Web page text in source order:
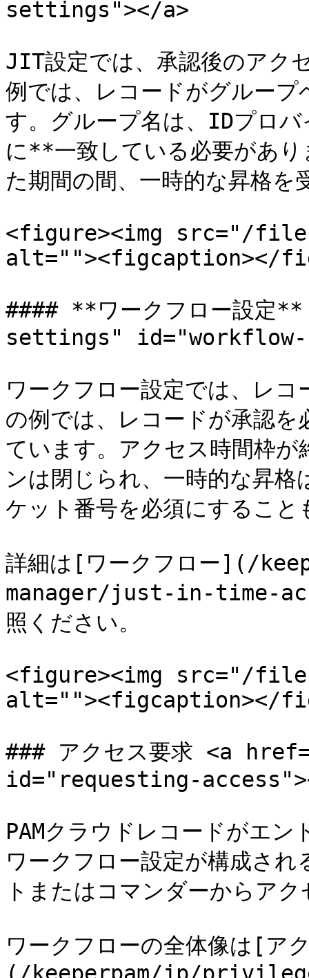
settings"></a>
JIT設定では、承認後のアク
例では、レコードがグルー
す。グループ名は、IDプロ
に**一致している必要があり
た期間の間、一時的な昇格を
<figure><img src="/files/
alt=""><figcaption></
#### **ワークフロー設
settings"
ワークフロー設定では、レ
の例では、レコードが承認
ています。アクセス時間枠
ンは閉じられ、一時的な昇
ケット番号を必須にすること
詳細は[ワークフロー](/
manager/just-in-time-
照ください。
<figure><img src="/files/
alt=""><figcaption></
### アクセス要求 <a
id="requesting-
PAMクラウドレコードがエ
ワークフロー設定が構成さ
トまたはコマンダーからア
ワークフローの全体像は[ア